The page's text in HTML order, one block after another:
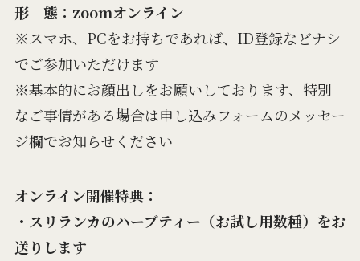
形 態：zoomオンライン
※スマホ、PCをお持ちであれば、ID登録などナシ
でご参加いただけます
※基本的にお顔出しをお願いしております、特別
なご事情がある場合は申し込みフォームのメッセー
ジ欄でお知らせください
オンライン開催特典：
・スリランカのハーブティー（お試し用数種）をお
送りします